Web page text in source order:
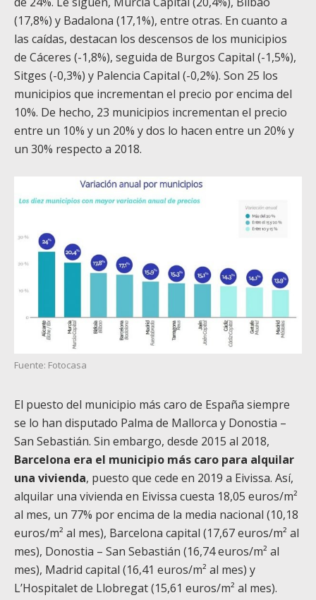
(17,8%) y Badalona (17,1%), entre otras. En cuanto a
las caídas, destacan los descensos de los municipios
de Cáceres (-1,8%), seguida de Burgos Capital (-1,5%),
Sitges (-0,3%) y Palencia Capital (-0,2%). Son 25 los
municipios que incrementan el precio por encima del
10%. De hecho, 23 municipios incrementan el precio
entre un 10% y un 20% y dos lo hacen entre un 20% y
un 30% respecto a 2018.
Fuente: Fotocasa
El puesto del municipio más caro de España siempre
se lo han disputado Palma de Mallorca y Donostia –
San Sebastián. Sin embargo, desde 2015 al 2018,
Barcelona era el municipio más caro para alquilar
una vivienda, puesto que cede en 2019 a Eivissa. Así,
alquilar una vivienda en Eivissa cuesta 18,05 euros/m²
al mes, un 77% por encima de la media nacional (10,18
euros/m² al mes), Barcelona capital (17,67 euros/m² al
mes), Donostia – San Sebastián (16,74 euros/m² al
mes), Madrid capital (16,41 euros/m² al mes) y
L’Hospitalet de Llobregat (15,61 euros/m² al mes).